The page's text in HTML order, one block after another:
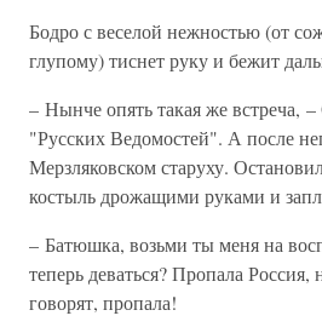
Бодро с веселой нежностью (от
глупому) тиснет руку и бежит
– Нынче опять такая же встреча,
"Русских Ведомостей". А после
Мерзляковском старуху.
костыль дрожащими руками и
– Батюшка, возьми ты меня на
теперь деваться? Пропала Россия,
говорят, пропала!